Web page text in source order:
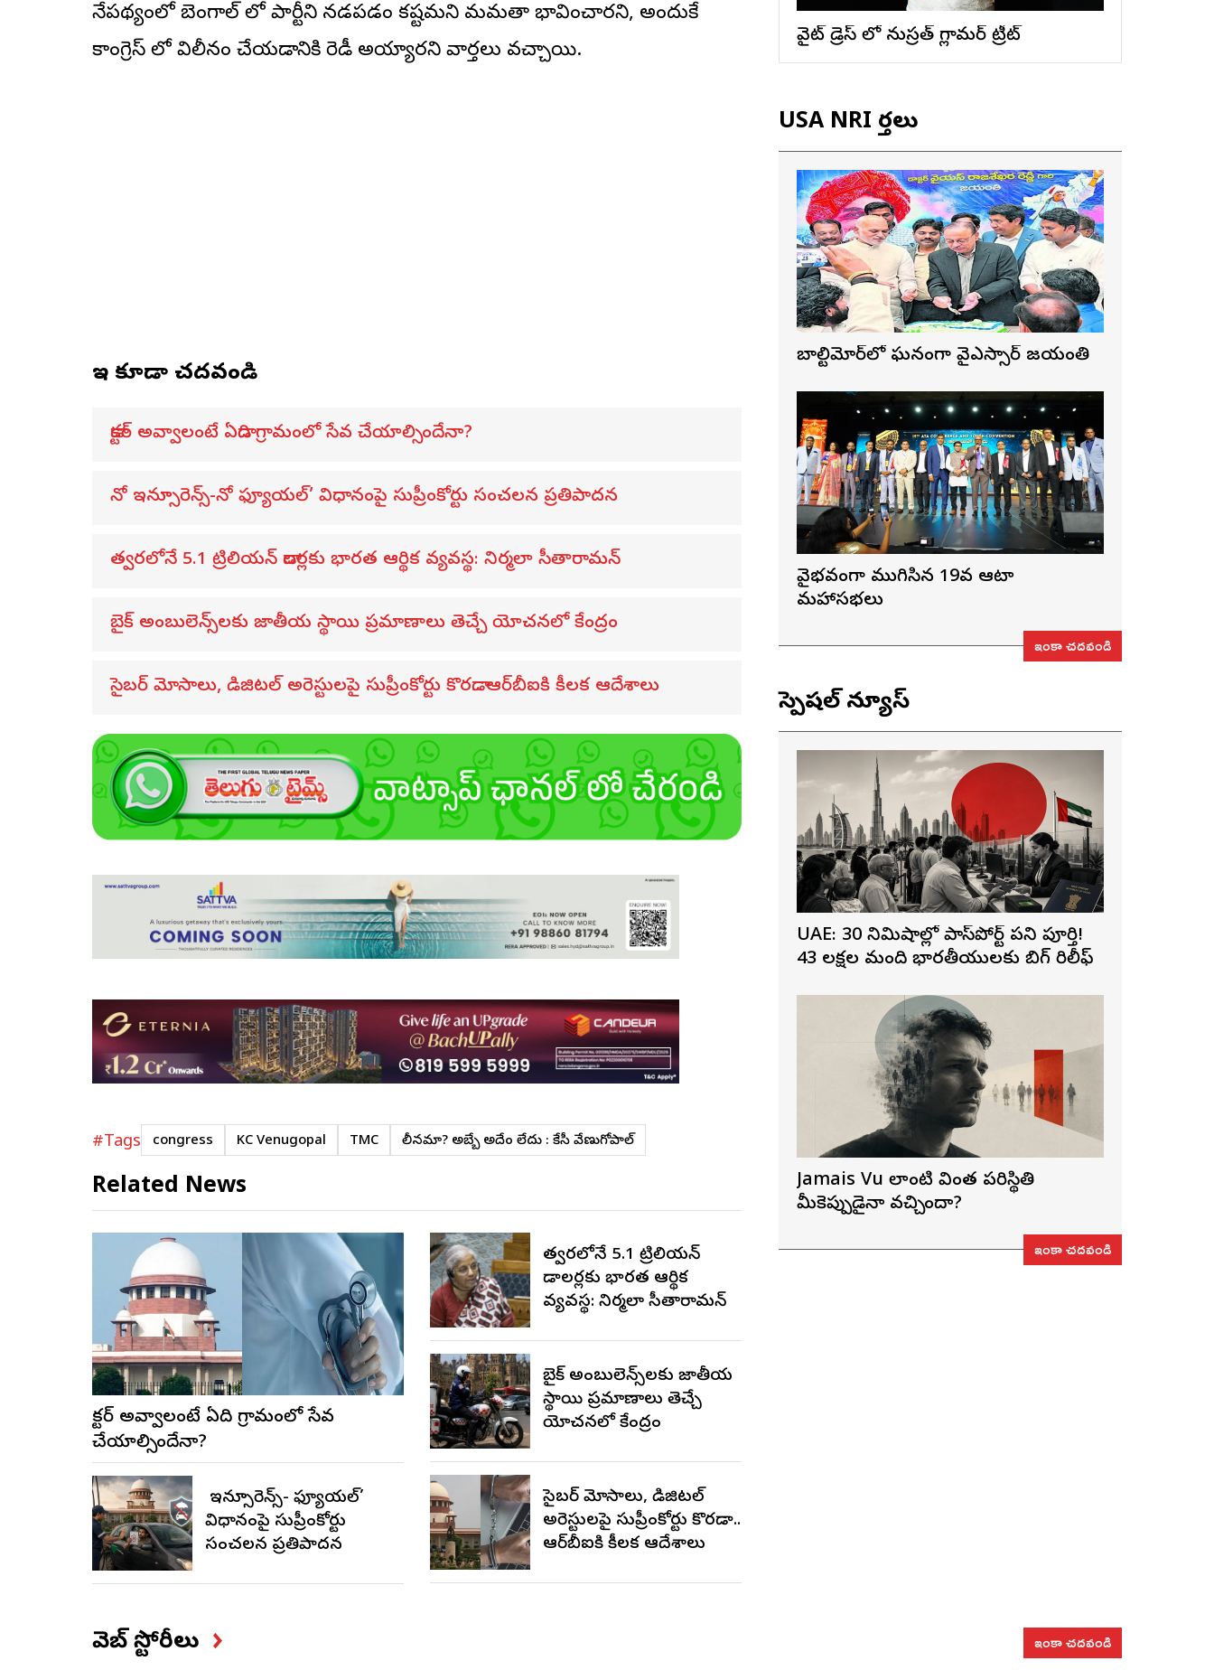
నేపథ్యంలో బెంగాల్ లో పార్టీని నడపడం కష్టమని మమతా భావించారని, అందుకే
కాంగ్రెస్ లో విలీనం చేయడానికి రెడీ అయ్యారని వార్తలు వచ్చాయి.
ఇవి కూడా చదవండి
డాక్టర్ అవ్వాలంటే ఏడాది గ్రామంలో సేవ చేయాల్సిందేనా?
నో ఇన్సూరెన్స్-నో ఫ్యూయల్’ విధానంపై సుప్రీంకోర్టు సంచలన ప్రతిపాదన
త్వరలోనే 5.1 ట్రిలియన్ డాలర్లకు భారత ఆర్థిక వ్యవస్థ: నిర్మలా సీతారామన్
బైక్ అంబులెన్స్‌లకు జాతీయ స్థాయి ప్రమాణాలు తెచ్చే యోచనలో కేంద్రం
సైబర్ మోసాలు, డిజిటల్ అరెస్టులపై సుప్రీంకోర్టు కొరడా.. ఆర్‌బీఐకి కీలక ఆదేశాలు
#Tags congress KC Venugopal TMC విలీనమా? అబ్బే అదేం లేదు : కేసీ వేణుగోపాల్
Related News
డాక్టర్ అవ్వాలంటే ఏడాది గ్రామంలో సేవ
చేయాల్సిందేనా?
నో ఇన్సూరెన్స్-నో ఫ్యూయల్’
విధానంపై సుప్రీంకోర్టు
సంచలన ప్రతిపాదన
త్వరలోనే 5.1 ట్రిలియన్
డాలర్లకు భారత ఆర్థిక
వ్యవస్థ: నిర్మలా సీతారామన్
బైక్ అంబులెన్స్‌లకు జాతీయ
స్థాయి ప్రమాణాలు తెచ్చే
యోచనలో కేంద్రం
సైబర్ మోసాలు, డిజిటల్
అరెస్టులపై సుప్రీంకోర్టు కొరడా..
ఆర్‌బీఐకి కీలక ఆదేశాలు
వైట్ డ్రెస్ లో నుస్ర‌త్ గ్లామ‌ర్ ట్రీట్
USA NRI వార్తలు
బాల్టిమోర్‌లో ఘనంగా వైఎస్సార్‌ జయంతి
వైభవంగా ముగిసిన 19వ ఆటా
మహాసభలు
ఇంకా చదవండి
స్పెషల్ న్యూస్
UAE: 30 నిమిషాల్లో పాస్‌పోర్ట్ పని పూర్తి!
43 లక్షల మంది భారతీయులకు బిగ్ రిలీఫ్
Jamais Vu లాంటి వింత పరిస్థితి
మీకెప్పుడైనా వచ్చిందా?
ఇంకా చదవండి
వెబ్ స్టోరీలు ఇంకా చదవండి